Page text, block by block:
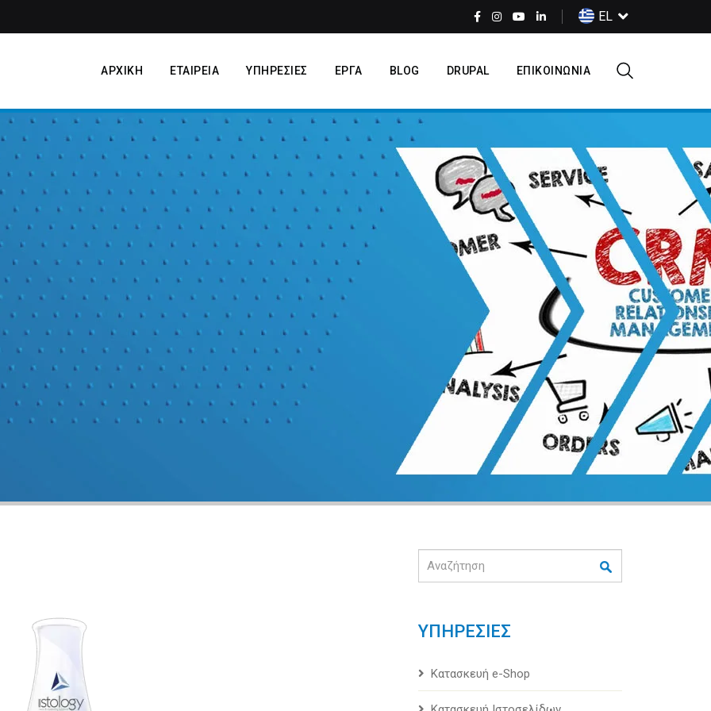
Select
your
EL
ΑΡΧΙΚΗ ΕΤΑΙΡΕΙΑ ΥΠΗΡΕΣΙΕΣ ΕΡΓΑ BLOG DRUPAL ΕΠΙΚΟΙΝΩΝΙΑ
ΥΠΗΡΕΣΙΕΣ
Κατασκευή e-Shop